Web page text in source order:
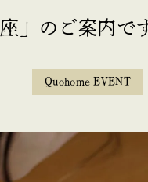
座」のご案内で
Quohome EVENT